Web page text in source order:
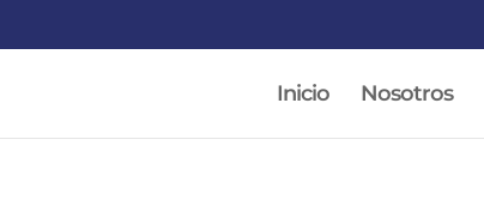
Inicio Nosotros